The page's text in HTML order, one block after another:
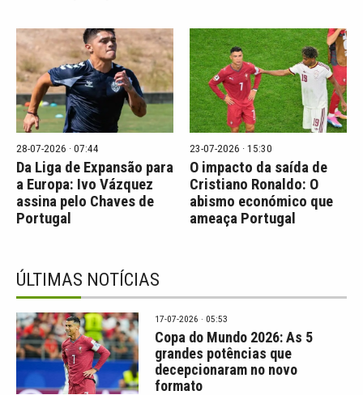
28-07-2026 · 07:44
Da Liga de Expansão para
a Europa: Ivo Vázquez
assina pelo Chaves de
Portugal
23-07-2026 · 15:30
O impacto da saída de
Cristiano Ronaldo: O
abismo económico que
ameaça Portugal
ÚLTIMAS NOTÍCIAS
17-07-2026 · 05:53
Copa do Mundo 2026: As 5
grandes potências que
decepcionaram no novo
formato